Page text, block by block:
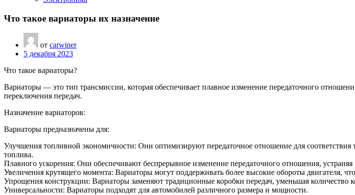
Что такое вариаторы их назначение
от carwiner
5 декабря 2023
Что такое вариаторы?
Вариаторы — это тип трансмиссии, которая обеспечивает плавное изменение передаточного
переключения передач.
Назначение вариаторов:
Вариаторы предназначены для:
Улучшения топливной экономичности: Они оптимизируют передаточное отношение для
топлива.
Плавного ускорения: Они обеспечивают беспрерывное изменение передаточного отношения,
Увеличения крутящего момента: Вариаторы могут поддерживать более высокие обороты двигателя,
Упрощения конструкции: Вариаторы заменяют традиционные коробки передач, уменьшая количество
Универсальности: Вариаторы подходят для автомобилей различного размера и мощности.